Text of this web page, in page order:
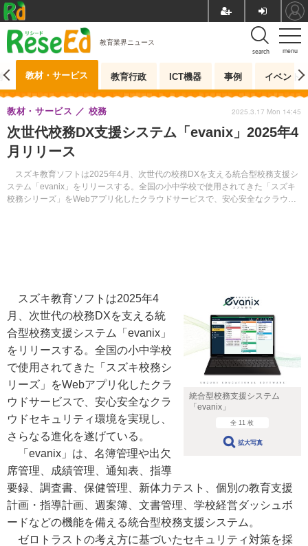
menu
search
教育業界ニュース
教材・サービス 教育行政 ICT機器 事例 イベント
次世代校務DX支援システム「evanix」2025年4
月リリース
スズキ教育ソフトは2025年4月、次世代の校務DXを支える統合型校務支援シ
ステム「evanix」をリリースする。全国の小中学校で使用されてきた「スズキ
校務シリーズ」をWebアプリ化したクラウドサービスで、安心安全なクラウド
教材・サービス 校務 2025.3.17 Mon 14:45
統合型校務支援システム
「evanix」
全 11 枚
拡大写真
スズキ教育ソフトは2025年4
月、次世代の校務DXを支える統
合型校務支援システム「evanix」
をリリースする。全国の小中学校
で使用されてきた「スズキ校務シ
リーズ」をWebアプリ化したクラ
ウドサービスで、安心安全なクラ
ウドセキュリティ環境を実現し、
さらなる進化を遂げている。
「evanix」は、名簿管理や出欠
席管理、成績管理、通知表、指導
要録、調査書、保健管理、新体力テスト、個別の教育支援
計画・指導計画、週案簿、文書管理、学校経営ダッシュボ
ードなどの機能を備える統合型校務支援システム。
ゼロトラストの考え方に基づいたセキュリティ対策を採